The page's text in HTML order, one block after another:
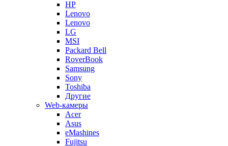
HP
Lenovo
Lenovo
LG
MSI
Packard Bell
RoverBook
Samsung
Sony
Toshiba
Другие
Web-камеры
Acer
Asus
eMashines
Fujitsu